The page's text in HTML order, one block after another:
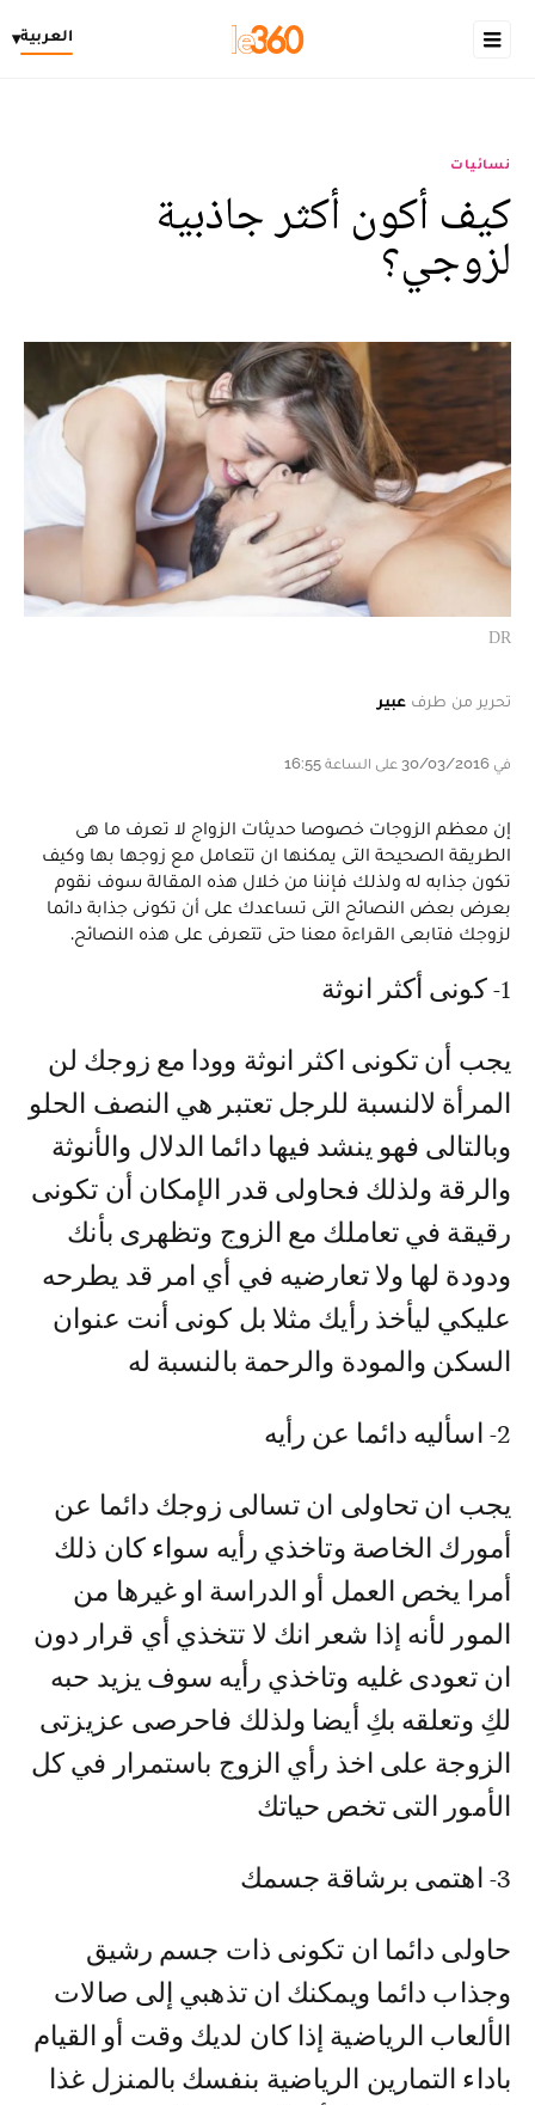
العربية▾
نسائيات
كيف أكون أكثر جاذبية
لزوجي؟
DR
تحرير من طرف عبير
في 30/03/2016 على الساعة 16:55
إن معظم الزوجات خصوصا حديثات الزواج لا تعرف ما هى
الطريقة الصحيحة التى يمكنها ان تتعامل مع زوجها بها وكيف
تكون جذابه له ولذلك فإننا من خلال هذه المقالة سوف نقوم
بعرض بعض النصائح التى تساعدك على أن تكونى جذابة دائما
لزوجك فتابعى القراءة معنا حتى تتعرفى على هذه النصائح.
1- كونى أكثر انوثة
يجب أن تكونى اكثر انوثة وودا مع زوجك لن
المرأة لالنسبة للرجل تعتبر هي النصف الحلو
وبالتالى فهو ينشد فيها دائما الدلال والأنوثة
والرقة ولذلك فحاولى قدر الإمكان أن تكونى
رقيقة في تعاملك مع الزوج وتظهرى بأنك
ودودة لها ولا تعارضيه في أي امر قد يطرحه
عليكي ليأخذ رأيك مثلا بل كونى أنت عنوان
السكن والمودة والرحمة بالنسبة له
2- اسأليه دائما عن رأيه
يجب ان تحاولى ان تسالى زوجك دائما عن
أمورك الخاصة وتاخذي رأيه سواء كان ذلك
أمرا يخص العمل أو الدراسة او غيرها من
المور لأنه إذا شعر انك لا تتخذي أي قرار دون
ان تعودى غليه وتاخذي رأيه سوف يزيد حبه
لكِ وتعلقه بكِ أيضا ولذلك فاحرصى عزيزتى
الزوجة على اخذ رأي الزوج باستمرار في كل
الأمور التى تخص حياتك
3- اهتمى برشاقة جسمك
حاولى دائما ان تكونى ذات جسم رشيق
وجذاب دائما ويمكنك ان تذهبي إلى صالات
الألعاب الرياضية إذا كان لديك وقت أو القيام
باداء التمارين الرياضية بنفسك بالمنزل غذا